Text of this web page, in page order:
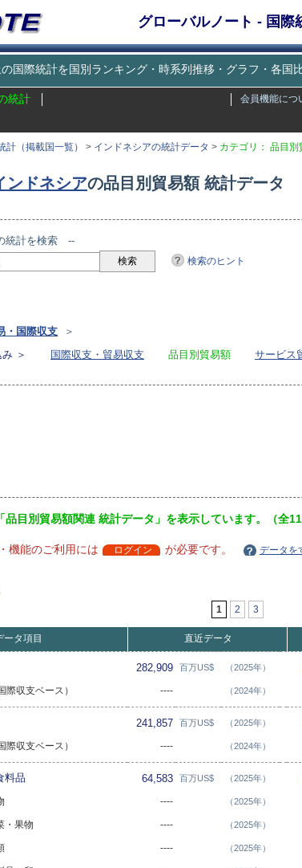
グローバルノート - 国際
国際統計を国別ランキング・時系列推移・グラフ・各
統計 会員機能につ
計（掲載国一覧） > インドネシアの統計データ > カテゴリ： 品目別
ンドネシアの品目別貿易額 統計データ
統計を検索 --
検索のヒント
・国際収支 ＞
＞
国際収支・貿易収支 品目別貿易額 サービス
品目別貿易額関連 統計データ」を表示しています。（全
機能のご利用には ログイン が必要です。 データを
1
2 3
ータ項目 直近データ
282,909 百万US$ （2025年）
際収支ベース） ---- （2024年）
241,857 百万US$ （2025年）
際収支ベース） ---- （2024年）
料品 64,583 百万US$ （2025年）
---- （2025年）
・果物 ---- （2025年）
---- （2025年）